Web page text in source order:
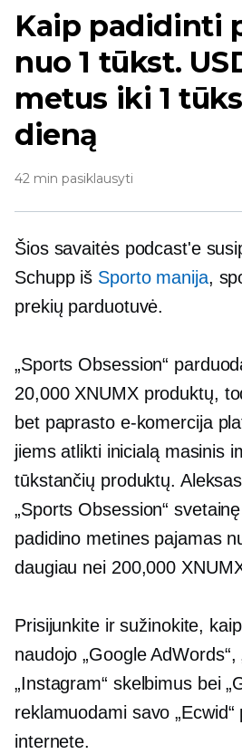
Kaip padidinti
nuo 1 tūkst.
metus iki 1
dieną
42 min pasiklausyti
Šios savaitės podcast'e
Schupp iš Sporto manija,
prekių parduotuvė.
„Sports Obsession“
20,000 XNUMX produktų,
bet paprasto e-komercija
jiems atlikti inicialą masinis
tūkstančių produktų.
„Sports Obsession“ svetainę
padidino metines pajamas
daugiau nei 200,000
Prisijunkite ir sužinokite,
naudojo „Google AdWords“,
„Instagram“ skelbimus bei
reklamuodami savo
internete.